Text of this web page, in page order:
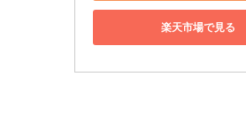
楽天市場で見る